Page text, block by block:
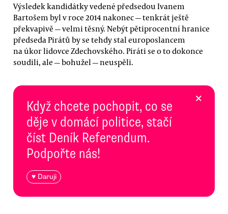
Výsledek kandidátky vedené předsedou Ivanem
Bartošem byl v roce 2014 nakonec — tenkrát ještě
překvapivě — velmi těsný. Nebýt pětiprocentní hranice
předseda Pirátů by se tehdy stal europoslancem
na úkor lidovce Zdechovského. Piráti se o to dokonce
soudili, ale — bohužel — neuspěli.
Když chcete pochopit, co se
děje v domácí politice, stačí
číst Deník Referendum.
Podpořte nás!
♥ Daruji
×